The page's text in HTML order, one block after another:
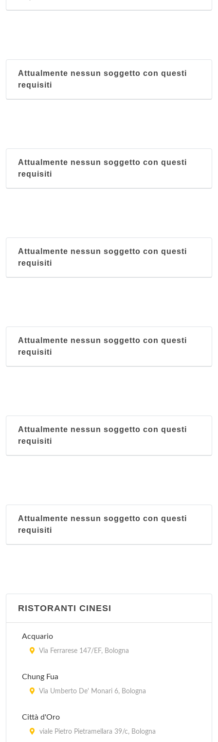
Attualmente nessun soggetto con questi
requisiti
Attualmente nessun soggetto con questi
requisiti
Attualmente nessun soggetto con questi
requisiti
Attualmente nessun soggetto con questi
requisiti
Attualmente nessun soggetto con questi
requisiti
Attualmente nessun soggetto con questi
requisiti
RISTORANTI CINESI
Acquario
Via Ferrarese 147/EF, Bologna
Chung Fua
Via Umberto De' Monari 6, Bologna
Città d'Oro
viale Pietro Pietramellara 39/c, Bologna